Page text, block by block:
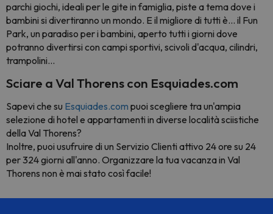
parchi giochi, ideali per le gite in famiglia, piste a tema dove i
bambini si divertiranno un mondo. E il migliore di tutti è... il Fun
Park, un paradiso per i bambini, aperto tutti i giorni dove
potranno divertirsi con campi sportivi, scivoli d'acqua, cilindri,
trampolini...
Sciare a Val Thorens con Esquiades.com
Sapevi che su Esquiades.com puoi scegliere tra un'ampia
selezione di hotel e appartamenti in diverse località sciistiche
della Val Thorens?
Inoltre, puoi usufruire di un Servizio Clienti attivo 24 ore su 24
per 324 giorni all'anno. Organizzare la tua vacanza in Val
Thorens non è mai stato così facile!